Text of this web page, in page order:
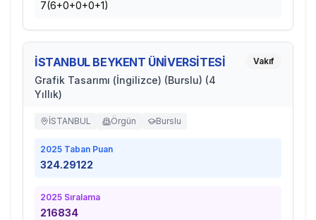
7(6+0+0+0+1)
İSTANBUL BEYKENT ÜNİVERSİTESİ
Grafik Tasarımı (İngilizce) (Burslu) (4
Yıllık)
Vakıf
İSTANBUL Örgün Burslu
2025 Taban Puan
324.29122
2025 Sıralama
216834